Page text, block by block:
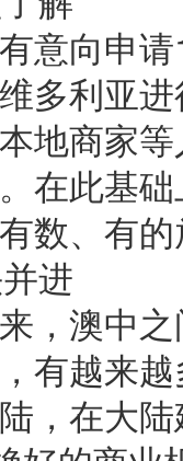
意向申
多利亚
地商家
在此基
数、有
进
，澳中
有越来
，在大